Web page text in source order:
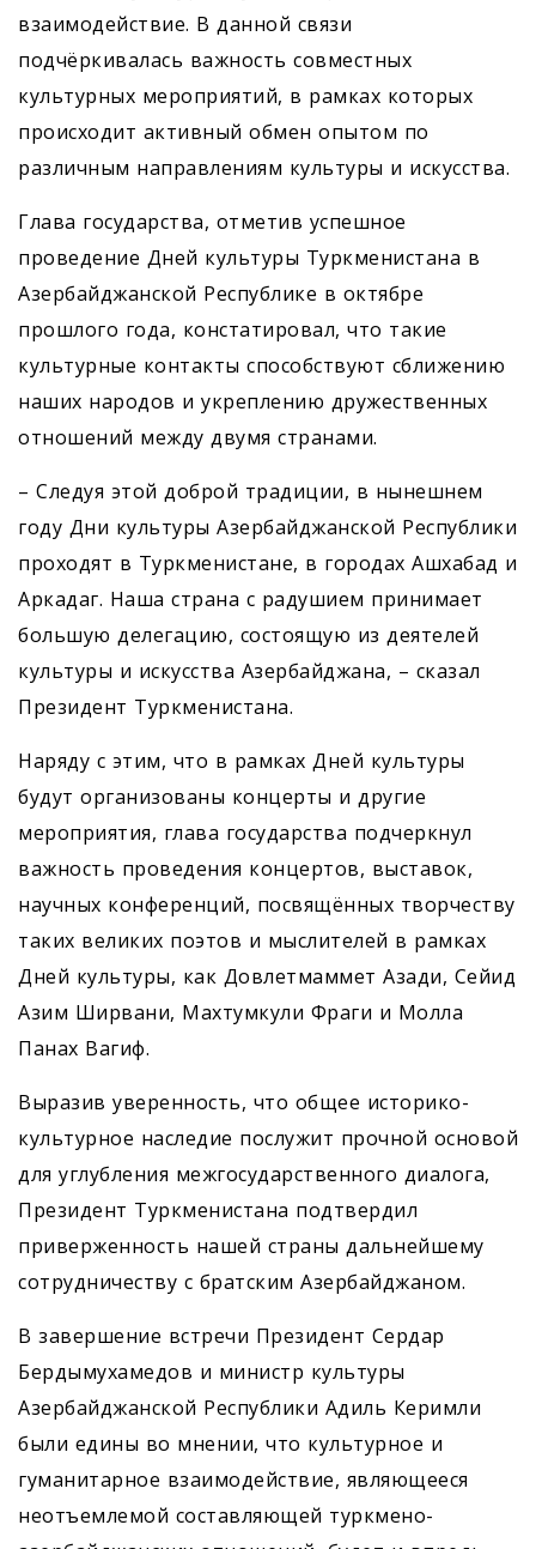
взаимодействие. В данной связи
подчёркивалась важность совместных
культурных мероприятий, в рамках которых
происходит активный обмен опытом по
различным направлениям культуры и искусства.
Глава государства, отметив успешное
проведение Дней культуры Туркменистана в
Азербайджанской Республике в октябре
прошлого года, констатировал, что такие
культурные контакты способствуют сближению
наших народов и укреп­лению дружественных
отношений между двумя странами.
– Следуя этой доброй традиции, в нынешнем
году Дни культуры Азербайджанской Республики
проходят в Туркменистане, в городах Ашхабад и
Аркадаг. Наша страна с радушием принимает
большую делегацию, состоящую из деятелей
культуры и искусства Азербай­джана, – сказал
Президент Туркменистана.
Наряду с этим, что в рамках Дней культуры
будут организованы концерты и другие
мероприятия, глава государства подчеркнул
важность проведения концертов, выставок,
научных конференций, посвящённых творчеству
таких великих поэ­тов и мыслителей в рамках
Дней культуры, как Довлетмаммет Азади, Сейид
Азим Ширвани, Махтумкули Фраги и Молла
Панах Вагиф.
Выразив уверенность, что общее историко-
культурное наследие послужит прочной основой
для углубления межгосударственного диалога,
Президент Туркменистана подтвердил
приверженность нашей страны дальнейшему
сотрудничеству с братским Азербайджаном.
В завершение встречи Президент Сердар
Бердымухамедов и министр культуры
Азербайджанской Республики Адиль Керимли
были едины во мнении, что культурное и
гуманитарное взаимодействие, являющееся
неотъемлемой составляющей туркмено-